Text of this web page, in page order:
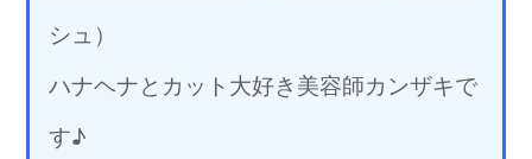
シュ）
ハナヘナとカット大好き美容師カンザキで
す♪